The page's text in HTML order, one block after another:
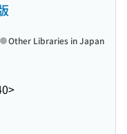
Other Libraries in Japan